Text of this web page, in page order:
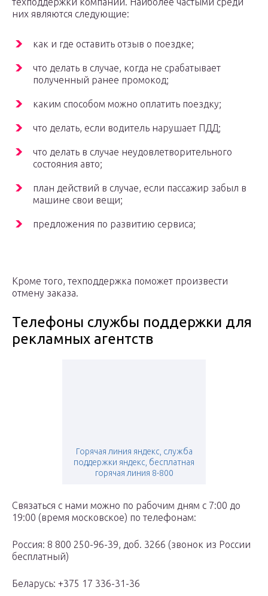
них являются следующие:
как и где оставить отзыв о поездке;
что делать в случае, когда не срабатывает
полученный ранее промокод;
каким способом можно оплатить поездку;
что делать, если водитель нарушает ПДД;
что делать в случае неудовлетворительного
состояния авто;
план действий в случае, если пассажир забыл в
машине свои вещи;
предложения по развитию сервиса;
Кроме того, техподдержка поможет произвести
отмену заказа.
Телефоны службы поддержки для
рекламных агентств
Горячая линия яндекс, служба
поддержки яндекс, бесплатная
горячая линия 8-800
Связаться с нами можно по рабочим дням с 7:00 до
19:00 (время московское) по телефонам:
Россия: 8 800 250-96-39, доб. 3266 (звонок из России
бесплатный)
Беларусь: +375 17 336-31-36